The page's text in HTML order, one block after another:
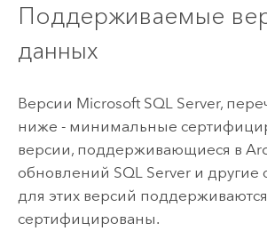
Поддерживаемые
данных
Версии Microsoft SQL Server,
ниже - минимальные
версии, поддерживающиеся в
обновлений SQL Serverи другие
для этих версий
сертифицированы.